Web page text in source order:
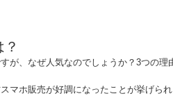
が、なぜ人気なのでしょうか？3つの理
マホ販売が好調になったことが挙げ